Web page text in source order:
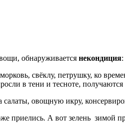
обнаруживается некондиция
свёклу, петрушку, ко
в тени и тесноте,
салаты, овощную икру,
приелись. А вот зелень зимой